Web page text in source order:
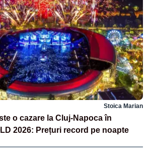
Stoica Marian
o cazare la Cluj-Napoca în
2026: Prețuri record pe noapte